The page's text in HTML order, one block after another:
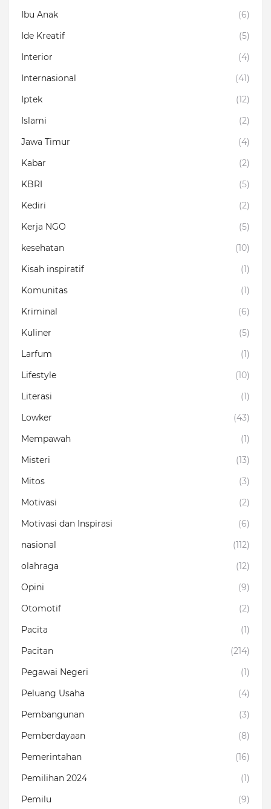
Ibu Anak
(6)
Ide Kreatif
(5)
Interior
(4)
Internasional
(41)
Iptek
(12)
Islami
(2)
Jawa Timur
(4)
Kabar
(2)
KBRI
(5)
Kediri
(2)
Kerja NGO
(5)
kesehatan
(10)
Kisah inspiratif
(1)
Komunitas
(1)
Kriminal
(6)
Kuliner
(5)
Larfum
(1)
Lifestyle
(10)
Literasi
(1)
Lowker
(43)
Mempawah
(1)
Misteri
(13)
Mitos
(3)
Motivasi
(2)
Motivasi dan Inspirasi
(6)
nasional
(112)
olahraga
(12)
Opini
(9)
Otomotif
(2)
Pacita
(1)
Pacitan
(214)
Pegawai Negeri
(1)
Peluang Usaha
(4)
Pembangunan
(3)
Pemberdayaan
(8)
Pemerintahan
(16)
Pemilihan 2024
(1)
Pemilu
(9)